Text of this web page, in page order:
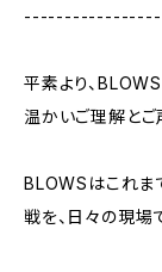
-----------------
平素より、
温かいご理解とご
BLOWSはこれま
戦を、日々の現場